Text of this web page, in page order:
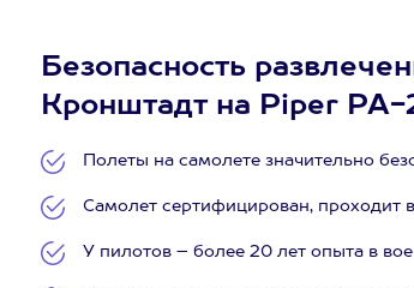
Безопасность
Кронштадт на Piper
Полеты на самолете значительно
Самолет сертифицирован,
У пилотов – более 20 лет опыта в